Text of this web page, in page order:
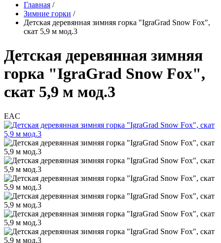
Главная /
Зимние горки /
Детская деревянная зимняя горка "IgraGrad Snow Fox",
скат 5,9 м мод.3
Детская деревянная зимняя
горка "IgraGrad Snow Fox",
скат 5,9 м мод.3
EAC